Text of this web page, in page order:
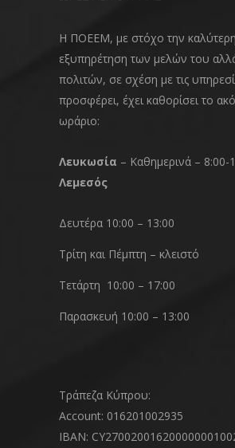
Η ΠΟΕΕΜ, με στόχο την
εξυπηρέτηση των μελών του
πολιτών, σε σχέση με τις
προσφέρει, έχει καθορίσει το
ωράριο:
Λευκωσία – Καθημερινά – 8:00-
Λεμεσός
Δευτέρα 10:00 – 13:00
Τρίτη και Πέμπτη – κλειστό
Τετάρτη 10:00 – 17:00
Παρασκευή 10:00 – 13:00
Τράπεζα Κύπρου:
Account: 016201002935
IBAN: